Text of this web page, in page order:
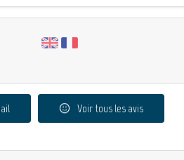
Voir tous les avis